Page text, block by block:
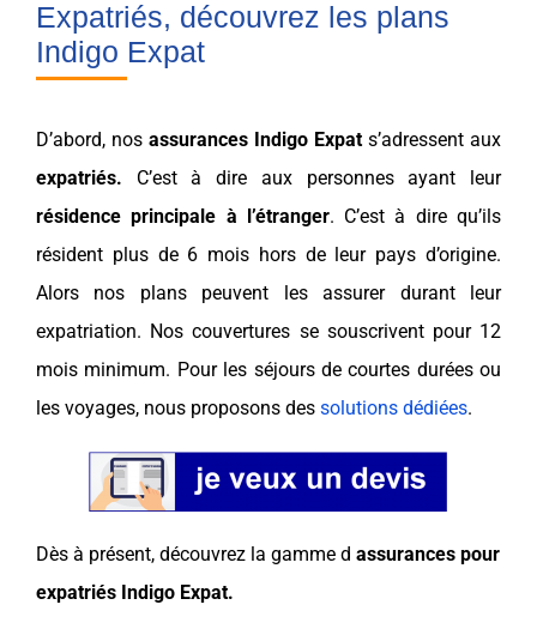
Expatriés, découvrez les plans
Indigo Expat
D’abord, nos assurances Indigo Expat s’adressent aux
expatriés. C’est à dire aux personnes ayant leur
résidence principale à l’étranger. C’est à dire qu’ils
résident plus de 6 mois hors de leur pays d’origine.
Alors nos plans peuvent les assurer durant leur
expatriation. Noscouvertures se souscrivent pour 12
mois minimum. Pour les séjours de courtes duréesou
les voyages, nous proposons des solutions dédiées.
Dès à présent, découvrez la gamme d assurances pour
expatriés Indigo Expat.